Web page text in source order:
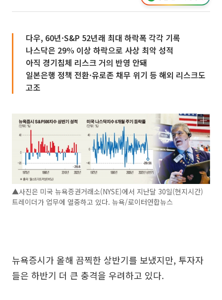
다우, 60년·S&P 52년래 최대 하락폭 각각 기록
나스닥은 29% 이상 하락으로 사상 최악 성적
아직 경기침체 리스크 거의 반영 안돼
일본은행 정책 전환·유로존 채무 위기 등 해외 리스크도
고조
▲사진은 미국 뉴욕증권거래소(NYSE)에서 지난달 30일(현지시간)
트레이더가 업무에 열중하고 있다. 뉴욕/로이터연합뉴스
뉴욕증시가 올해 끔찍한 상반기를 보냈지만, 투자자
들은 하반기 더 큰 충격을 우려하고 있다.